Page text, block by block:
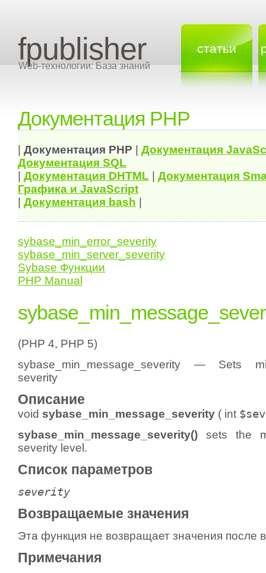
fpublisher
Web-технологии: База знаний
статьи
Документация PHP
Документация PHP Документация
Документация SQL
Документация DHTML
Документация
Графика и JavaScript
Документация bash
sybase_min_error_severity
sybase_min_server_severity
Sybase Функции
PHP Manual
(PHP 4, PHP 5)
sybase_min_message_severity — Sets
severity
Описание
void sybase_min_message_severity ( int
sybase_min_message_severity() sets the
severity level.
Список параметров
severity
Возвращаемые значения
Эта функция не возвращает значения после
Примечания